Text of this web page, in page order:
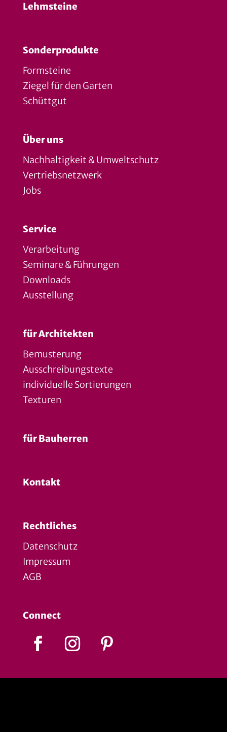
Lehmsteine
Sonderprodukte
Formsteine
Ziegel für den Garten
Schüttgut
Über uns
Nachhaltigkeit & Umweltschutz
Vertriebsnetzwerk
Jobs
Service
Verarbeitung
Seminare & Führungen
Downloads
Ausstellung
für Architekten
Bemusterung
Ausschreibungstexte
individuelle Sortierungen
Texturen
für Bauherren
Kontakt
Rechtliches
Datenschutz
Impressum
AGB
Connect